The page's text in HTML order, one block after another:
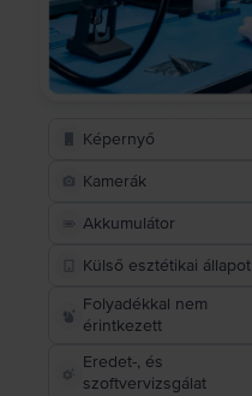
Képernyő
Kamerák
Akkumulátor
Külső esztétikai állapot
Folyadékkal nem
érintkezett
Eredet-, és
szoftvervizsgálat